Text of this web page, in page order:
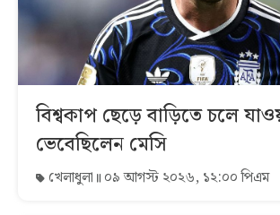
বিশ্বকাপ ছেড়ে বাড়িতে চলে
ভেবেছিলেন মেসি
খেলাধুলা ০৯ আগস্ট ২০২৬, ১২:০০ পিএম